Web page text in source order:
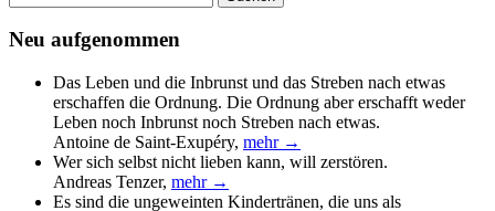
nach:
Neu aufgenommen
Das Leben und die Inbrunst und das Streben nach etwas
erschaffen die Ordnung. Die Ordnung aber erschafft weder
Leben noch Inbrunst noch Streben nach etwas.
Antoine de Saint-Exupéry, mehr →
Wer sich selbst nicht lieben kann, will zerstören.
Andreas Tenzer, mehr →
Es sind die ungeweinten Kindertränen, die uns als